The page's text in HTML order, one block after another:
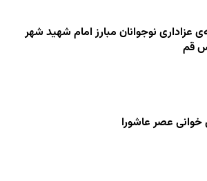
عزاداری نوجوانان مبارز امام شهید شهر
قم
خوانی عصر عاشورا